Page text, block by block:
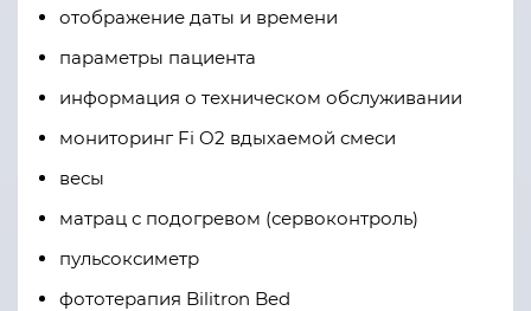
отображение даты и времени
параметры пациента
информация о техническом обслуживании
мониторинг Fi O2 вдыхаемой смеси
весы
матрац с подогревом (сервоконтроль)
пульсоксиметр
фототерапия Bilitron Bed